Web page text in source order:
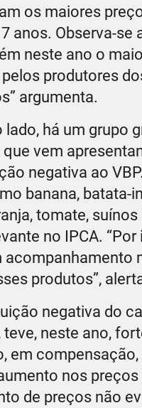
os maiores
anos. Observa-se
neste ano o
produtores
argumenta.
lado, há um grupo
vem
negativa ao
banana, batata-
tomate, suínos
no IPCA. “Por
acompanhamento
produtos”,
negativa do
teve, neste ano,
em
nos
de preços não